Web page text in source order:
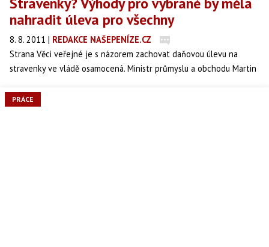
nahradit úleva pro všechny
8. 8. 2011 | REDAKCE NAŠEPENÍZE.CZ
Strana Věci veřejné je s názorem zachovat daňovou úlevu na
stravenky ve vládě osamocená. Ministr průmyslu a obchodu Martin
postavil na stranu TOP 09 a uvedl, že výjimku pro vybrané by měla
PRÁCE